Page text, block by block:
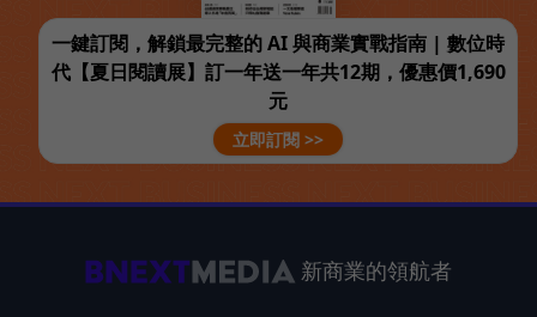
一鍵訂閱，解鎖最完整的 AI 與商業實戰指南 | 數位時
代【夏日閱讀展】訂一年送一年共12期，優惠價1,690
元
立即訂閱 >>
新商業的領航者